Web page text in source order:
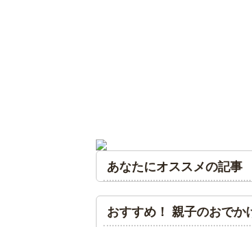
あなたにオススメの記事
おすすめ！ 親子のおでか